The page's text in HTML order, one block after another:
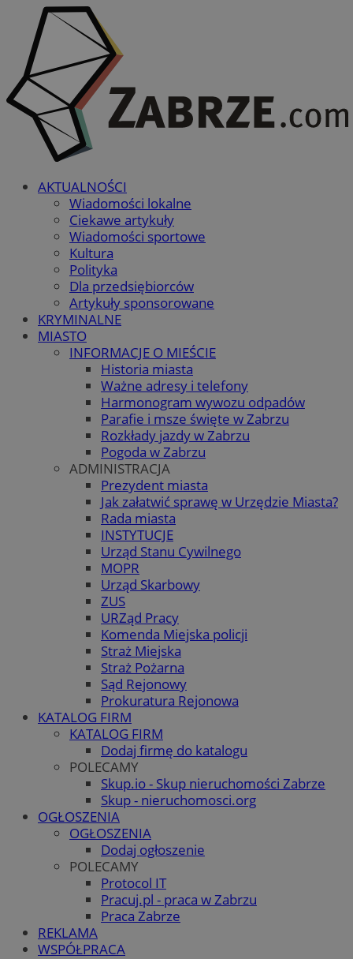
AKTUALNOŚCI
Wiadomości lokalne
Ciekawe artykuły
Wiadomości sportowe
Kultura
Polityka
Dla przedsiębiorców
Artykuły sponsorowane
KRYMINALNE
MIASTO
INFORMACJE O MIEŚCIE
Historia miasta
Ważne adresy i telefony
Harmonogram wywozu odpadów
Parafie i msze święte w Zabrzu
Rozkłady jazdy w Zabrzu
Pogoda w Zabrzu
ADMINISTRACJA
Prezydent miasta
Jak załatwić sprawę w Urzędzie Miasta?
Rada miasta
INSTYTUCJE
Urząd Stanu Cywilnego
MOPR
Urząd Skarbowy
ZUS
URZąd Pracy
Komenda Miejska policji
Straż Miejska
Straż Pożarna
Sąd Rejonowy
Prokuratura Rejonowa
KATALOG FIRM
KATALOG FIRM
Dodaj firmę do katalogu
POLECAMY
Skup.io - Skup nieruchomości Zabrze
Skup - nieruchomosci.org
OGŁOSZENIA
OGŁOSZENIA
Dodaj ogłoszenie
POLECAMY
Protocol IT
Pracuj.pl - praca w Zabrzu
Praca Zabrze
REKLAMA
WSPÓŁPRACA